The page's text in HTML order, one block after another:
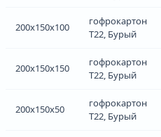
200x150x100
гофрокартон
Т22, Бурый
200x150x150
гофрокартон
Т22, Бурый
200x150x50
гофрокартон
Т22, Бурый